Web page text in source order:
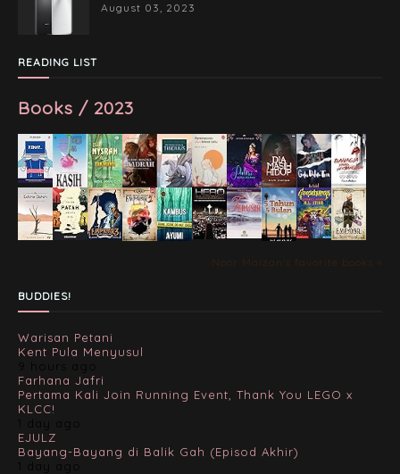
August 03, 2023
READING LIST
Books / 2023
Noor Maizan's favorite books »
BUDDIES!
Warisan Petani
Kent Pula Menyusul
Farhana Jafri
Pertama Kali Join Running Event, Thank You LEGO x
KLCC!
EJULZ
Bayang-Bayang di Balik Gah (Episod Akhir)